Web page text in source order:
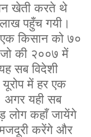
खेती करते थे
पहुँच गयी।
किसान को ७०
की २००७ में
सब विदेशी
में हर एक
अगर यही सब
लोग कहाँ जायेंगे
करेंगे और